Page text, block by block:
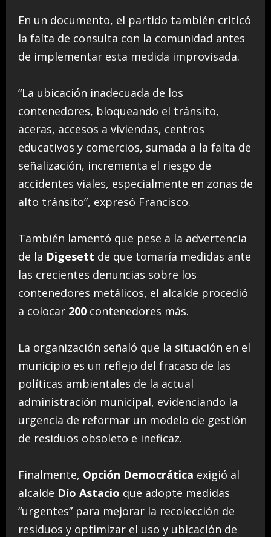
En un documento, el partido también criticó
la falta de consulta con la comunidad antes
de implementar esta medida improvisada.
“La ubicación inadecuada de los
contenedores, bloqueando el tránsito,
aceras, accesos a viviendas, centros
educativos y comercios, sumada a la falta de
señalización, incrementa el riesgo de
accidentes viales, especialmente en zonas de
alto tránsito”, expresó Francisco.
También lamentó que pese a la advertencia
de la Digesett de que tomaría medidas ante
las crecientes denuncias sobre los
contenedores metálicos, el alcalde procedió
a colocar 200 contenedores más.
La organización señaló que la situación en el
municipio es un reflejo del fracaso de las
políticas ambientales de la actual
administración municipal, evidenciando la
urgencia de reformar un modelo de gestión
de residuos obsoleto e ineficaz.
Finalmente, Opción Democrática exigió al
alcalde Dío Astacio que adopte medidas
“urgentes” para mejorar la recolección de
residuos y optimizar el uso y ubicación de